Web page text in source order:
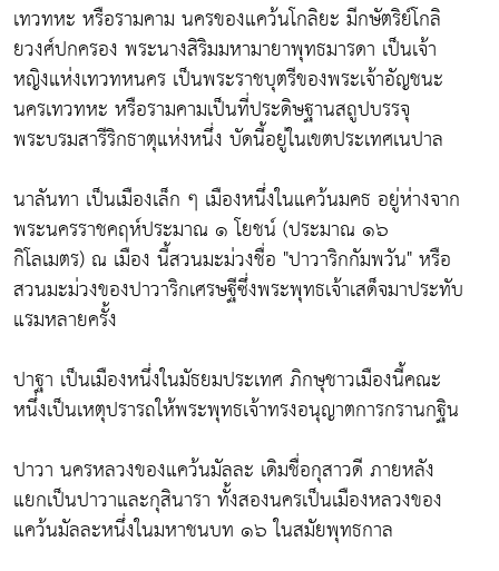
เทวทหะ หรือรามคาม นครของแคว้นโกลิยะ มีกษัตริย์โกลิ
ยวงศ์ปกครอง พระนางสิริมมหามายาพุทธมารดา เป็นเจ้า
หญิงแห่งเทวทหนคร เป็นพระราชบุตรีของพระเจ้าอัญชนะ
นครเทวทหะ หรือรามคามเป็นที่ประดิษฐานสถูปบรรจุ
พระบรมสารีริกธาตุแห่งหนึ่ง บัดนี้อยู่ในเขตประเทศเนปาล
นาลันทา เป็นเมืองเล็ก ๆ เมืองหนึ่งในแคว้นมคธ อยู่ห่างจาก
พระนครราชคฤห์ประมาณ ๑ โยชน์ (ประมาณ ๑๖
กิโลเมตร) ณ เมือง นี้สวนมะม่วงชื่อ "ปาวาริกกัมพวัน" หรือ
สวนมะม่วงของปาวาริกเศรษฐีซึ่งพระพุทธเจ้าเสด็จมาประทับ
แรมหลายครั้ง
ปาฐา เป็นเมืองหนึ่งในมัธยมประเทศ ภิกษุชาวเมืองนี้คณะ
หนึ่งเป็นเหตุปรารถให้พระพุทธเจ้าทรงอนุญาตการกรานกฐิน
ปาวา นครหลวงของแคว้นมัลละ เดิมชื่อกุสาวดี ภายหลัง
แยกเป็นปาวาและกุสินารา ทั้งสองนครเป็นเมืองหลวงของ
แคว้นมัลละหนึ่งในมหาชนบท ๑๖ ในสมัยพุทธกาล